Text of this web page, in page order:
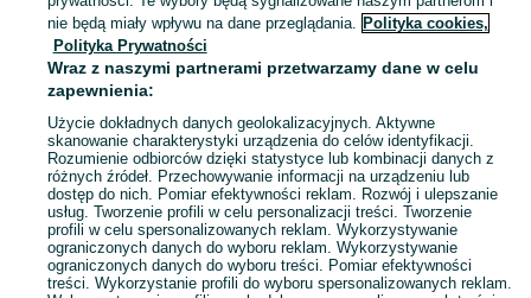
nie będą miały wpływu na dane przeglądania. Polityka cookies,
Polityka Prywatności
Wraz z naszymi partnerami przetwarzamy dane w celu
zapewnienia:
Użycie dokładnych danych geolokalizacyjnych. Aktywne
skanowanie charakterystyki urządzenia do celów identyfikacji.
Rozumienie odbiorców dzięki statystyce lub kombinacji danych z
różnych źródeł. Przechowywanie informacji na urządzeniu lub
dostęp do nich. Pomiar efektywności reklam. Rozwój i ulepszanie
usług. Tworzenie profili w celu personalizacji treści. Tworzenie
profili w celu spersonalizowanych reklam. Wykorzystywanie
ograniczonych danych do wyboru reklam. Wykorzystywanie
ograniczonych danych do wyboru treści. Pomiar efektywności
treści. Wykorzystanie profili do wyboru spersonalizowanych reklam.